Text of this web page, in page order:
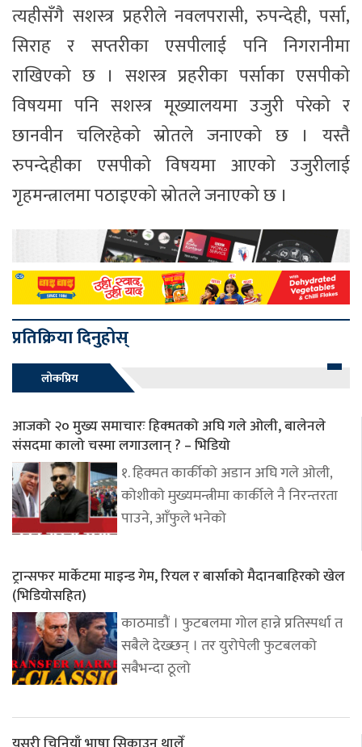
त्यहीसँगै सशस्त्र प्रहरीले नवलपरासी, रुपन्देही, पर्सा,
सिराह र सप्तरीका एसपीलाई पनि निगरानीमा
राखिएको छ । सशस्त्र प्रहरीका पर्साका एसपीको
विषयमा पनि सशस्त्र मूख्यालयमा उजुरी परेको र
छानवीन चलिरहेको स्रोतले जनाएको छ । यस्तै
रुपन्देहीका एसपीको विषयमा आएको उजुरीलाई
गृहमन्त्रालमा पठाइएको स्रोतले जनाएको छ ।
प्रतिक्रिया दिनुहोस्
लोकप्रिय
आजको २० मुख्य समाचारः हिक्मतको अघि गले ओली, बालेनले
संसदमा कालो चस्मा लगाउलान् ? – भिडियो
१. हिक्मत कार्कीको अडान अघि गले ओली,
कोशीको मुख्यमन्त्रीमा कार्कीले नै निरन्तरता
पाउने, आँफुले भनेको
ट्रान्सफर मार्केटमा माइन्ड गेम, रियल र बार्साको मैदानबाहिरको खेल
(भिडियोसहित)
काठमाडौं । फुटबलमा गोल हान्ने प्रतिस्पर्धा त
सबैले देख्छन् । तर युरोपेली फुटबलको
सबैभन्दा ठूलो